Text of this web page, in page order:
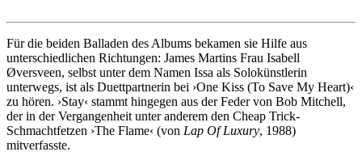
Für die beiden Balladen des Albums bekamen sie Hilfe aus
unterschiedlichen Richtungen: James Martins Frau Isabell
Øversveen, selbst unter dem Namen Issa als Solokünstlerin
unterwegs, ist als Duettpartnerin bei ›One Kiss (To Save My Heart)‹
zu hören. ›Stay‹ stammt hingegen aus der Feder von Bob Mitchell,
der in der Vergangenheit unter anderem den Cheap Trick-
Schmachtfetzen ›The Flame‹ (von Lap Of Luxury, 1988)
mitverfasste.